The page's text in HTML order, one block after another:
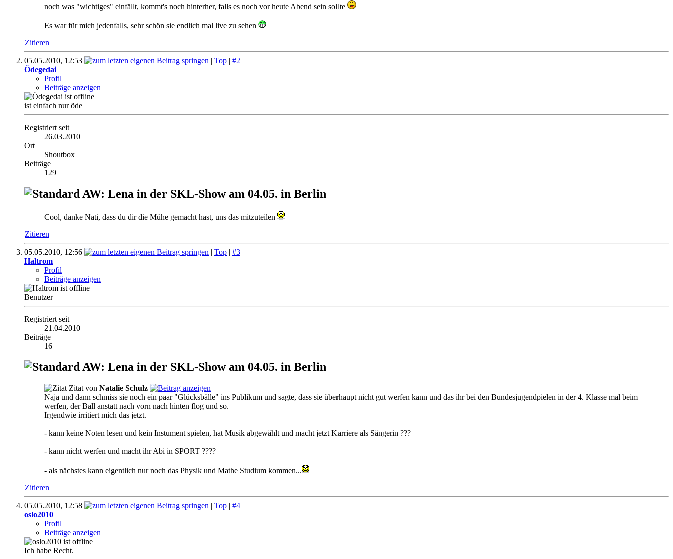
noch was "wichtiges" einfällt, kommt's noch hinterher, falls es noch vor heute Abend sein sollte
Es war für mich jedenfalls, sehr schön sie endlich mal live zu sehen
Zitieren
05.05.2010, 12:53 | Top | #2
Ödegedai
Profil
Beiträge anzeigen
ist einfach nur öde
Registriert seit
26.03.2010
Ort
Shoutbox
Beiträge
129
AW: Lena in der SKL-Show am 04.05. in Berlin
Cool, danke Nati, dass du dir die Mühe gemacht hast, uns das mitzuteilen
Zitieren
05.05.2010, 12:56 | Top | #3
Haltrom
Profil
Beiträge anzeigen
Benutzer
Registriert seit
21.04.2010
Beiträge
16
AW: Lena in der SKL-Show am 04.05. in Berlin
Zitat von Natalie Schulz
Naja und dann schmiss sie noch ein paar "Glücksbälle" ins Publikum und sagte, dass sie überhaupt nicht gut werfen kann und das ihr bei den Bundesjugendpielen in der 4. Klasse mal beim
werfen, der Ball anstatt nach vorn nach hinten flog und so.
Irgendwie irritiert mich das jetzt.
- kann keine Noten lesen und kein Instument spielen, hat Musik abgewählt und macht jetzt Karriere als Sängerin ???
- kann nicht werfen und macht ihr Abi in SPORT ????
- als nächstes kann eigentlich nur noch das Physik und Mathe Studium kommen...
Zitieren
05.05.2010, 12:58 | Top | #4
oslo2010
Profil
Beiträge anzeigen
Ich habe Recht.